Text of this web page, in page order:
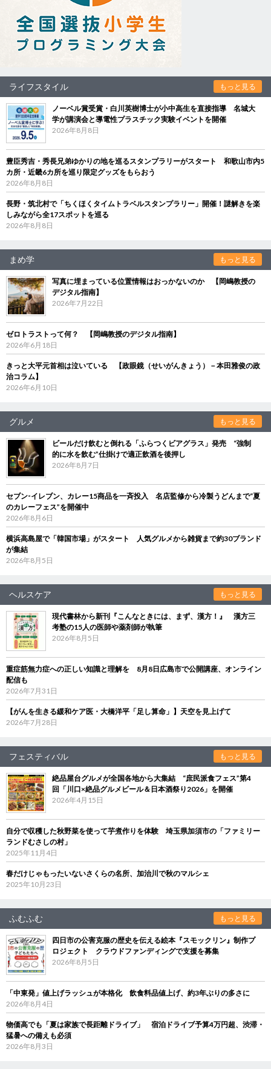
ライフスタイル もっと見る
ノーベル賞受賞・白川英樹博士が小中高生を直接指導 名城大
学が講演会と導電性プラスチック実験イベントを開催
2026年8月8日
豊臣秀吉・秀長兄弟ゆかりの地を巡るスタンプラリーがスタート 和歌山市内5
カ所・近畿6カ所を巡り限定グッズをもらおう
2026年8月8日
長野・筑北村で「ちくほくタイムトラベルスタンプラリー」開催！謎解きを楽
しみながら全17スポットを巡る
2026年8月8日
まめ学 もっと見る
写真に埋まっている位置情報はおっかないのか 【岡嶋教授の
デジタル指南】
2026年7月22日
ゼロトラストって何？ 【岡嶋教授のデジタル指南】
2026年6月18日
きっと大平元首相は泣いている 【政眼鏡（せいがんきょう）－本田雅俊の政
治コラム】
2026年6月10日
グルメ もっと見る
ビールだけ飲むと倒れる「ふらつくビアグラス」発売 “強制
的に水を飲む”仕掛けで適正飲酒を後押し
2026年8月7日
セブン‐イレブン、カレー15商品を一斉投入 名店監修から冷製うどんまで“夏
のカレーフェス”を開催中
2026年8月6日
横浜高島屋で「韓国市場」がスタート 人気グルメから雑貨まで約30ブランド
が集結
2026年8月5日
ヘルスケア もっと見る
現代書林から新刊『こんなときには、まず、漢方！』 漢方三
考塾の15人の医師や薬剤師が執筆
2026年8月5日
重症筋無力症への正しい知識と理解を 8月8日広島市で公開講座、オンライン
配信も
2026年7月31日
【がんを生きる緩和ケア医・大橋洋平「足し算命」】天空を見上げて
2026年7月28日
フェスティバル もっと見る
絶品屋台グルメが全国各地から大集結 “庶民派食フェス”第4
回「川口×絶品グルメビール＆日本酒祭り2026」を開催
2026年4月15日
自分で収穫した秋野菜を使って芋煮作りを体験 埼玉県加須市の「ファミリー
ランドむさしの村」
2025年11月4日
春だけじゃもったいないさくらの名所、加治川で秋のマルシェ
2025年10月23日
ふむふむ もっと見る
四日市の公害克服の歴史を伝える絵本『スモックリン』制作プ
ロジェクト クラウドファンディングで支援を募集
2026年8月5日
「中東発」値上げラッシュが本格化 飲食料品値上げ、約3年ぶりの多さに
2026年8月4日
物価高でも「夏は家族で長距離ドライブ」 宿泊ドライブ予算4万円超、渋滞・
猛暑への備えも必須
2026年8月3日